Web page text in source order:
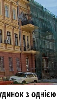
з однією